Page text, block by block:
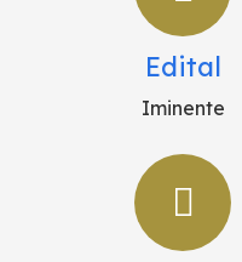
Edital
Iminente